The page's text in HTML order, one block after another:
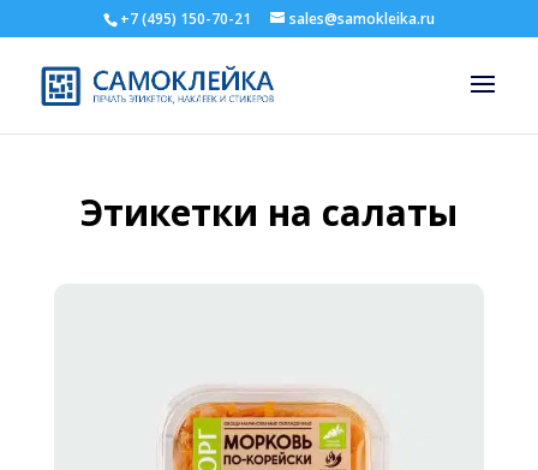
+7 (495) 150-70-21 sales@samokleika.ru
Этикетки на салаты